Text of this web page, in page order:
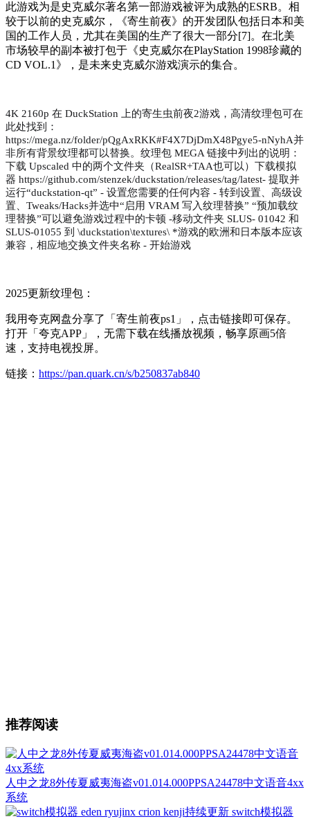
此游戏为是史克威尔著名第一部游戏被评为成熟的ESRB。相
较于以前的史克威尔，《寄生前夜》的开发团队包括日本和美
国的工作人员，尤其在美国的生产了很大一部分[7]。在北美
市场较早的副本被打包于《史克威尔在PlayStation 1998珍藏的
CD VOL.1》，是未来史克威尔游戏演示的集合。
4K 2160p 在 DuckStation 上的寄生虫前夜2游戏，高清纹理包可在
此处找到：
https://mega.nz/folder/pQgAxRKK#F4X7DjDmX48Pgye5-nNyhA并
非所有背景纹理都可以替换。纹理包 MEGA 链接中列出的说明：
下载 Upscaled 中的两个文件夹（RealSR+TAA也可以）下载模拟
器 https://github.com/stenzek/duckstation/releases/tag/latest- 提取并
运行“duckstation-qt” - 设置您需要的任何内容 - 转到设置、高级设
置、Tweaks/Hacks并选中“启用 VRAM 写入纹理替换” “预加载纹
理替换”可以避免游戏过程中的卡顿 -移动文件夹 SLUS- 01042 和
SLUS-01055 到 \duckstation\textures\ *游戏的欧洲和日本版本应该
兼容，相应地交换文件夹名称 - 开始游戏
2025更新纹理包：
我用夸克网盘分享了「寄生前夜ps1」，点击链接即可保存。
打开「夸克APP」，无需下载在线播放视频，畅享原画5倍
速，支持电视投屏。
链接： https://pan.quark.cn/s/b250837ab840
推荐阅读
人中之龙8外传夏威夷海盗v01.014.000PPSA24478中文语音4xx
系统
switch模拟器